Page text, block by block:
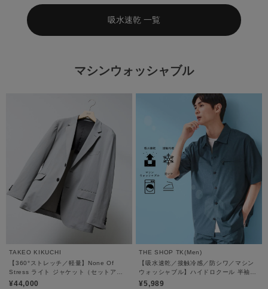
吸水速乾 一覧
マシンウォッシャブル
TAKEO KIKUCHI
【360°ストレッチ／軽量】None Of
Stress ライト ジャケット（セットアッ
プ対応）
¥44,000
THE SHOP TK(Men)
【吸水速乾／接触冷感／防シワ／マシン
ウォッシャブル】ハイドロクール 半袖シ
ャツ
¥5,989